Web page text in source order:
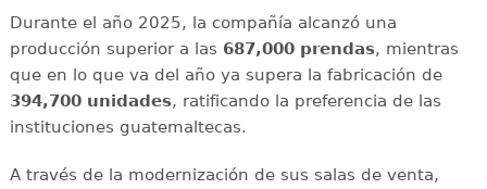
Durante el año 2025, la compañía alcanzó una
producción superior a las 687,000 prendas, mientras
que en lo que va del año ya supera la fabricación de
394,700 unidades, ratificando la preferencia de las
instituciones guatemaltecas.
A través de la modernización de sus salas de venta,